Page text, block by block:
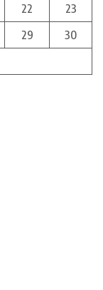
22
23
29
30